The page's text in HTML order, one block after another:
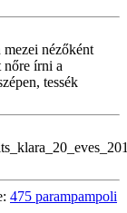
nézőként
nőre írni a
tessék
475 parampampoli